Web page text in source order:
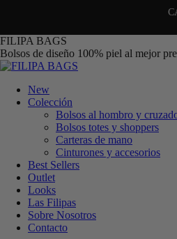
CAMBIO & DEVOLUCIÓN
Saltar
al
contenido
FILIPA BAGS
Bolsos de diseño 100% piel al mejor
New
Colección
Bolsos al hombro y
Bolsos totes y shoppers
Carteras de mano
Cinturones y accesorios
Best Sellers
Outlet
Looks
Las Filipas
Sobre Nosotros
Contacto